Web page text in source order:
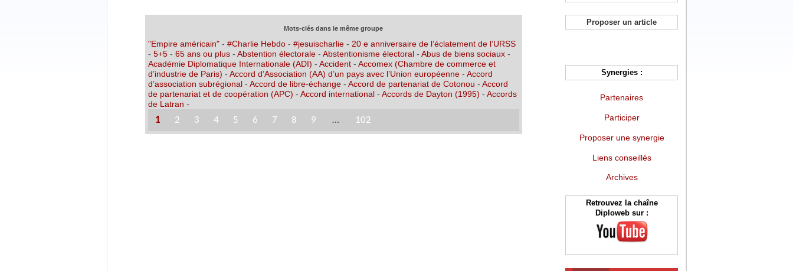
Mots-clés dans le même groupe
"Empire américain"- #Charlie Hebdo- #jesuischarlie- 20 e anniversaire de l’éclatement de l’URSS
- 5+5- 65 ans ou plus- Abstention électorale- Abstentionisme électoral- Abus de biens sociaux-
Académie Diplomatique Internationale (ADI) - Accident- Accomex (Chambre de commerce et
d’industrie de Paris) - Accord d’Association (AA) d’un pays avec l’Union européenne- Accord
d’association subrégional- Accord de libre-échange- Accord de partenariat de Cotonou - Accord
de partenariat et de coopération (APC) - Accord international- Accords de Dayton (1995) - Accords
de Latran -
1 2 3 4 5 6 7 8 9 … 102
Proposer un article
Synergies :
Partenaires
Participer
Proposer une synergie
Liens conseillés
Archives
Retrouvez la chaîne
Diploweb sur :